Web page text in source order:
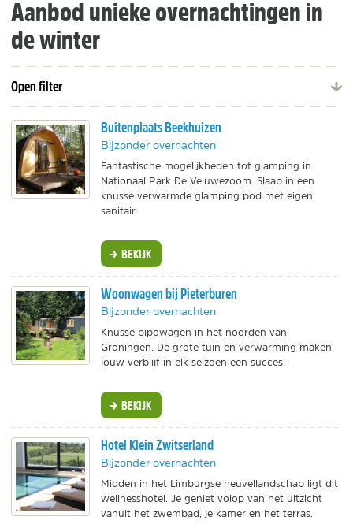
Aanbod unieke overnachtingen in
de winter
Open filter
Buitenplaats Beekhuizen
Bijzonder overnachten
Fantastische mogelijkheden tot glamping in
Nationaal Park De Veluwezoom. Slaap in een
knusse verwarmde glamping pod met eigen
sanitair.
BEKIJK
Woonwagen bij Pieterburen
Bijzonder overnachten
Knusse pipowagen in het noorden van
Groningen. De grote tuin en verwarming maken
jouw verblijf in elk seizoen een succes.
BEKIJK
Hotel Klein Zwitserland
Bijzonder overnachten
Midden in het Limburgse heuvellandschap ligt dit
wellnesshotel. Je geniet volop van het uitzicht
vanuit het zwembad, je kamer en het terras.